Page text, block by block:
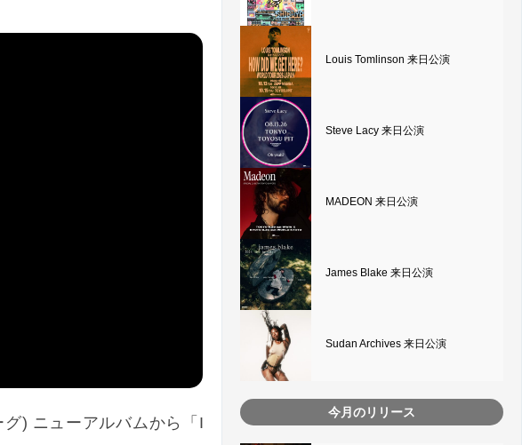
) ニューアルバムから「I
Louis Tomlinson 来日公演
Steve Lacy 来日公演
MADEON 来日公演
James Blake 来日公演
Sudan Archives 来日公演
今月のリリース